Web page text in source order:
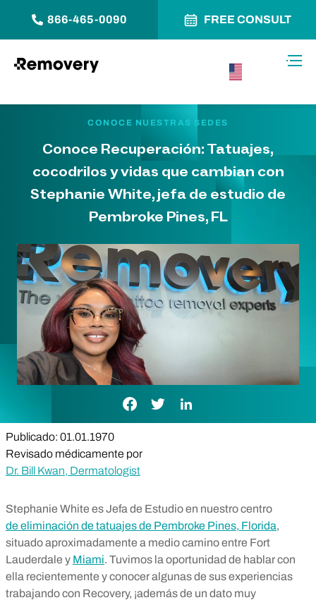
866-465-0090 FREE CONSULT
CONOCE NUESTRAS SEDES
Conoce Recuperación: Tatuajes,
cocodrilos y vidas que cambian con
Stephanie White, jefa de estudio de
Pembroke Pines, FL
Enlace de Facebook
Enlace de Twitter
Enlace de LinkedIn
Publicado: 01.01.1970
Revisado médicamente por
Dr. Bill Kwan, Dermatologist
Stephanie White es Jefa de Estudio en nuestro centro
de eliminación de tatuajes de Pembroke Pines, Florida,
situado aproximadamente a medio camino entre Fort
Lauderdale y Miami. Tuvimos la oportunidad de hablar con
ella recientemente y conocer algunas de sus experiencias
trabajando con Recovery, ¡además de un dato muy